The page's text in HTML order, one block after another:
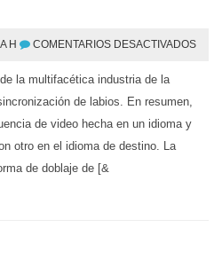
H COMENTARIOS DESACTIVADOS
la multifacética industria de la
de labios. En resumen,
de video hecha en un idioma y
otro en el idioma de destino. La
de doblaje de [&